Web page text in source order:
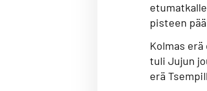
pisteen
Kolmas
tuli Jujun
erä